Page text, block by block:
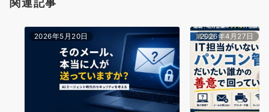
関連記事
2026年5月20日 2026年4月27日